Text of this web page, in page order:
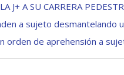
J+ A SU CARRERA
a sujeto desmantelando
orden de aprehensión a